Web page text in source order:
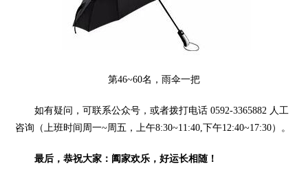
第46~60名，雨伞一把
如有疑问，可联系公众号，或者拨打电话 0592-3365882 人工
咨询（上班时间周一~周五，上午8:30~11:40,下午12:40~17:30）。
最后，恭祝大家：阖家欢乐，好运长相随！